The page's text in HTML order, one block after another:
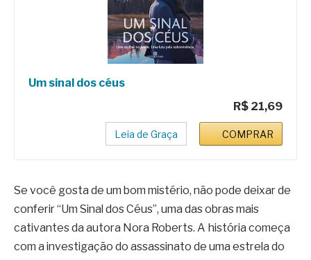
Um sinal dos céus
R$ 21,69
Leia de Graça COMPRAR
Se você gosta de um bom mistério, não pode deixar de
conferir “Um Sinal dos Céus”, uma das obras mais
cativantes da autora Nora Roberts. A história começa
com a investigação do assassinato de uma estrela do